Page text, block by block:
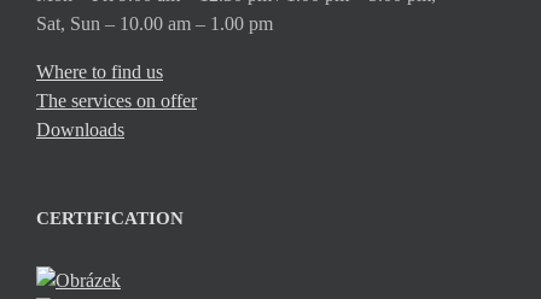
Sat, Sun – 10.00 am – 1.00 pm
Where to find us
The services on offer
Downloads
CERTIFICATION